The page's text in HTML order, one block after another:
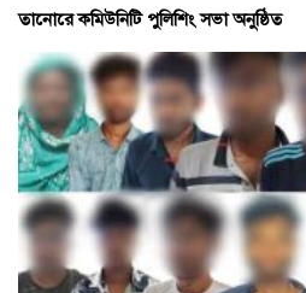
তানোরে কমিউনিটি পুলিশিং সভা অনুষ্ঠিত